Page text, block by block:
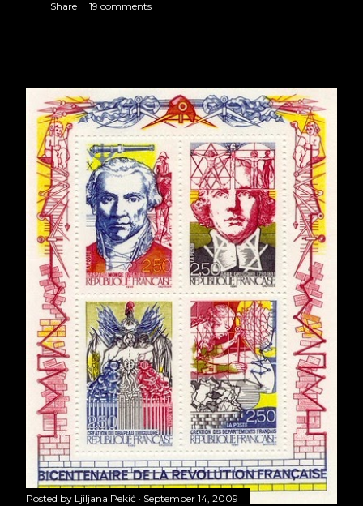
Share 19 comments
Posted by Ljiljana Pekić September 14, 2009